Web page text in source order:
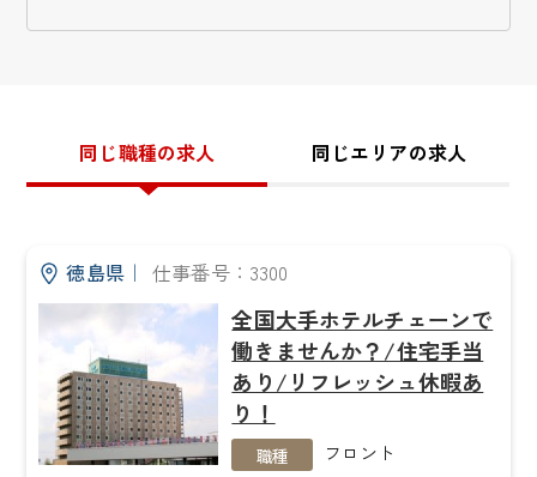
同じ職種の求人 同じエリアの求人
徳島県｜ 仕事番号：3300
全国大手ホテルチェーンで
働きませんか？/住宅手当
あり/リフレッシュ休暇あ
り！
職種 フロント